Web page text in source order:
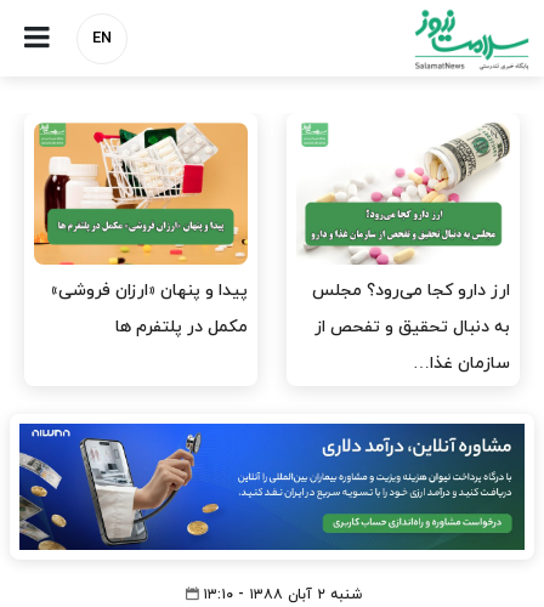
EN
صنعت دارو چشم‌انتظار اجرای
مصوبه بانک مرکزی
هشدار کانون هموفیلی ایران:
۴ هزار بیمار ۸ ماه است
شنبه ۲ آبان ۱۳۸۸ - ۱۳:۱۰